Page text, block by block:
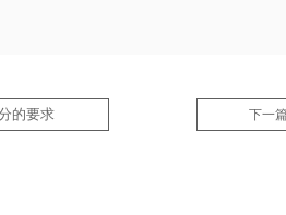
的要求 下一